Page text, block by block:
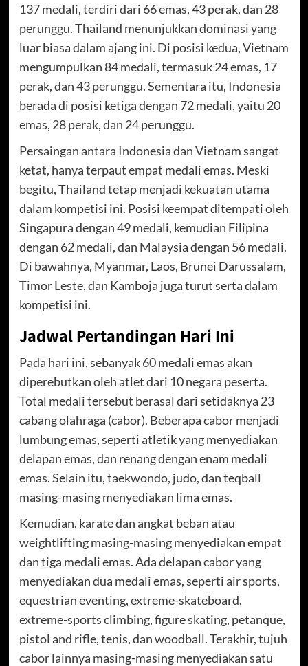
137 medali, terdiri dari 66 emas, 43 perak, dan 28
perunggu. Thailand menunjukkan dominasi yang
luar biasa dalam ajang ini. Di posisi kedua, Vietnam
mengumpulkan 84 medali, termasuk 24 emas, 17
perak, dan 43 perunggu. Sementara itu, Indonesia
berada di posisi ketiga dengan 72 medali, yaitu 20
emas, 28 perak, dan 24 perunggu.
Persaingan antara Indonesia dan Vietnam sangat
ketat, hanya terpaut empat medali emas. Meski
begitu, Thailand tetap menjadi kekuatan utama
dalam kompetisi ini. Posisi keempat ditempati oleh
Singapura dengan 49 medali, kemudian Filipina
dengan 62 medali, dan Malaysia dengan 56 medali.
Di bawahnya, Myanmar, Laos, Brunei Darussalam,
Timor Leste, dan Kamboja juga turut serta dalam
kompetisi ini.
Jadwal Pertandingan Hari Ini
Pada hari ini, sebanyak 60 medali emas akan
diperebutkan oleh atlet dari 10 negara peserta.
Total medali tersebut berasal dari setidaknya 23
cabang olahraga (cabor). Beberapa cabor menjadi
lumbung emas, seperti atletik yang menyediakan
delapan emas, dan renang dengan enam medali
emas. Selain itu, taekwondo, judo, dan teqball
masing-masing menyediakan lima emas.
Kemudian, karate dan angkat beban atau
weightlifting masing-masing menyediakan empat
dan tiga medali emas. Ada delapan cabor yang
menyediakan dua medali emas, seperti air sports,
equestrian eventing, extreme-skateboard,
extreme-sports climbing, figure skating, petanque,
pistol and rifle, tenis, dan woodball. Terakhir, tujuh
cabor lainnya masing-masing menyediakan satu